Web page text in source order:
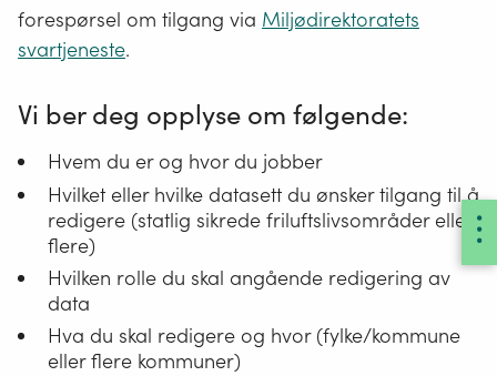
forespørsel om tilgang via Miljødirektoratets
svartjeneste.
Vi ber deg opplyse om følgende:
Hvem du er og hvor du jobber
Hvilket eller hvilke datasett du ønsker tilgang til å
redigere (statlig sikrede friluftslivsområder eller
flere)
Hvilken rolle du skal angående redigering av
data
Hva du skal redigere og hvor (fylke/kommune
eller flere kommuner)